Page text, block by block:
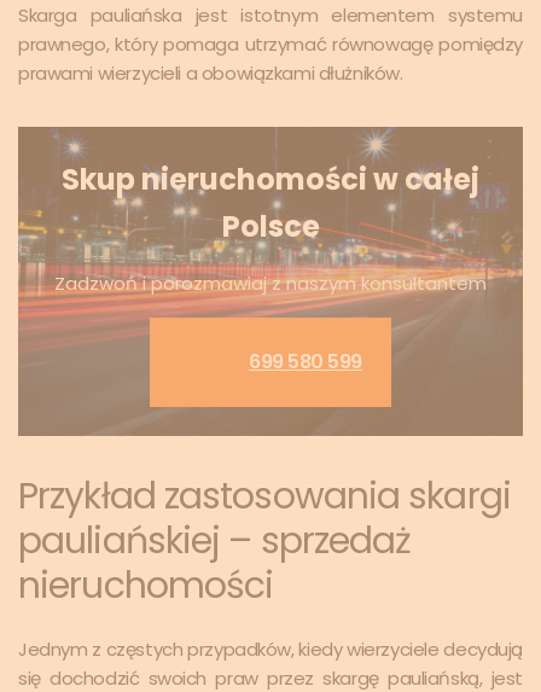
Skarga pauliańska jest istotnym elementem systemu
prawnego, który pomaga utrzymać równowagę pomiędzy
prawami wierzycieli a obowiązkami dłużników.
Skup nieruchomości w całej
Polsce
Zadzwoń i porozmawiaj z naszym konsultantem
699 580 599
Przykład zastosowania skargi
pauliańskiej – sprzedaż
nieruchomości
Jednym z częstych przypadków, kiedy wierzyciele decydują
się dochodzić swoich praw przez skargę pauliańską, jest